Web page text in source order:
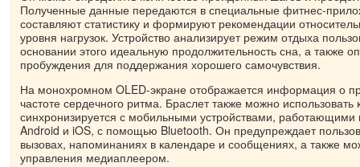
Полученные данные передаются в специальные фитнес-
составляют статистику и формируют рекомендации
уровня нагрузок. Устройство анализирует режим отдыха
основании этого идеальную продолжительность сна, а также
пробуждения для поддержания хорошего самочувствия.
На монохромном OLED-экране отображается информация о
частоте сердечного ритма. Браслет также можно использовать
синхронизируется с мобильными устройствами,
Android и iOS, с помощью Bluetooth. Он предупреждает
вызовах, напоминаниях в календаре и сообщениях, а также
управления медиаплеером.